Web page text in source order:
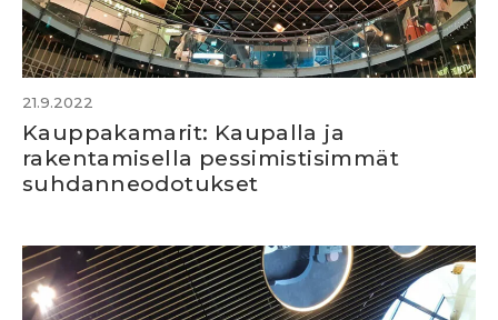
21.9.2022
Kauppakamarit: Kaupalla ja
rakentamisella pessimistisimmät
suhdanneodotukset